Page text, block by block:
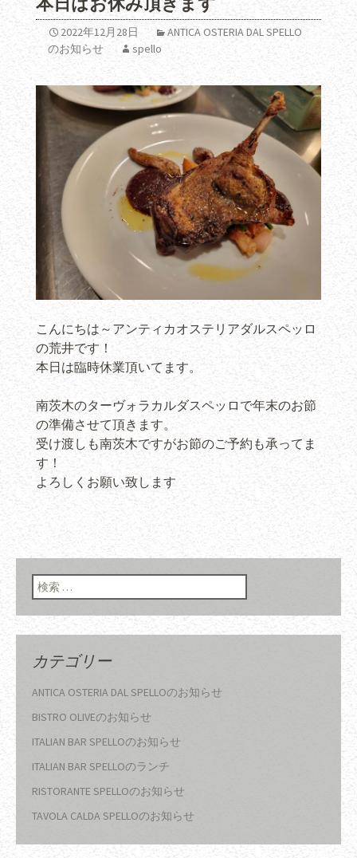
2022年12月28日
ANTICA OSTERIA DAL SPELLO
のお知らせ
spello
こんにちは～アンティカオステリアダルスペッロ
の荒井です！
本日は臨時休業頂いてます。
南茨木のターヴォラカルダスペッロで年末のお節
の準備させて頂きます。
受け渡しも南茨木ですがお節のご予約も承ってま
す！
よろしくお願い致します
検索:
カテゴリー
ANTICA OSTERIA DAL SPELLOのお知らせ
BISTRO OLIVEのお知らせ
ITALIAN BAR SPELLOのお知らせ
ITALIAN BAR SPELLOのランチ
RISTORANTE SPELLOのお知らせ
TAVOLA CALDA SPELLOのお知らせ